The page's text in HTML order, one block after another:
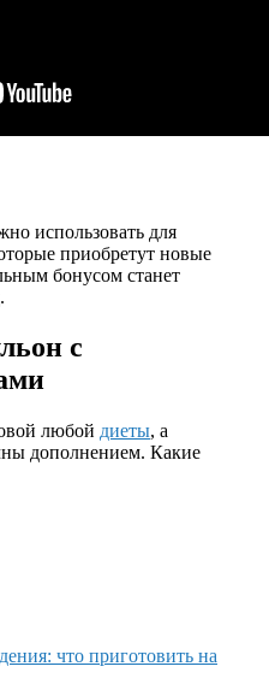
использовать для
приобретут новые
бонусом станет
с
любой диеты, а
дополнением. Какие
что приготовить на